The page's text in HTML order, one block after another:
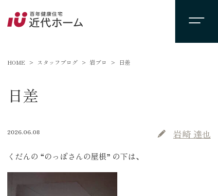
HOME スタッフブログ 岩ブロ 日差
日差
2026.06.08 岩崎 達也
くだんの “のっぽさんの屋根” の下は、